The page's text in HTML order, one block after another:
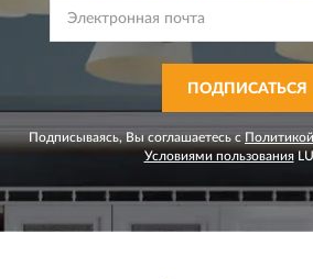
ПОДПИСАТЬСЯ
Подписываясь, Вы соглашаетесь с
Условиями пользования